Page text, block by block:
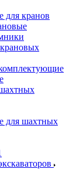
для кранов
для шахтных